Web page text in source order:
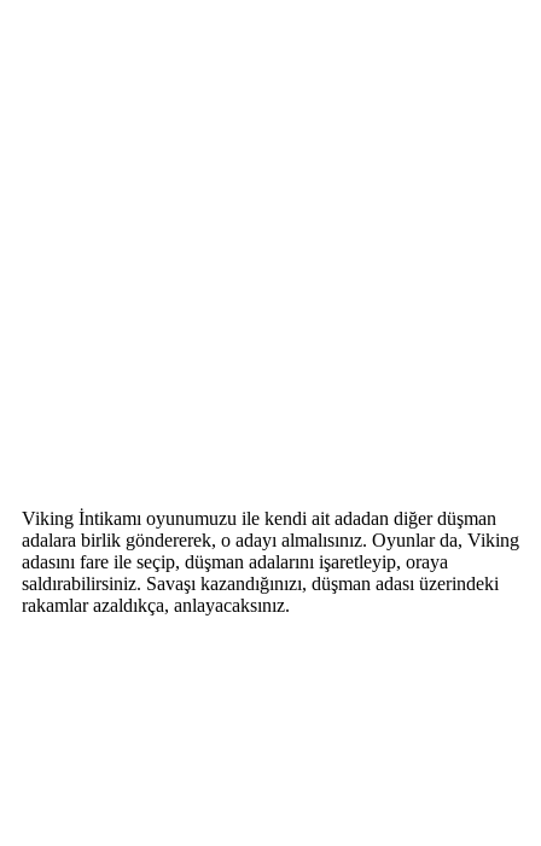
Viking İntikamı oyunumuzu ile kendi ait adadan diğer düşman
adalara birlik göndererek, o adayı almalısınız. Oyunlar da, Viking
adasını fare ile seçip, düşman adalarını işaretleyip, oraya
saldırabilirsiniz. Savaşı kazandığınızı, düşman adası üzerindeki
rakamlar azaldıkça, anlayacaksınız.